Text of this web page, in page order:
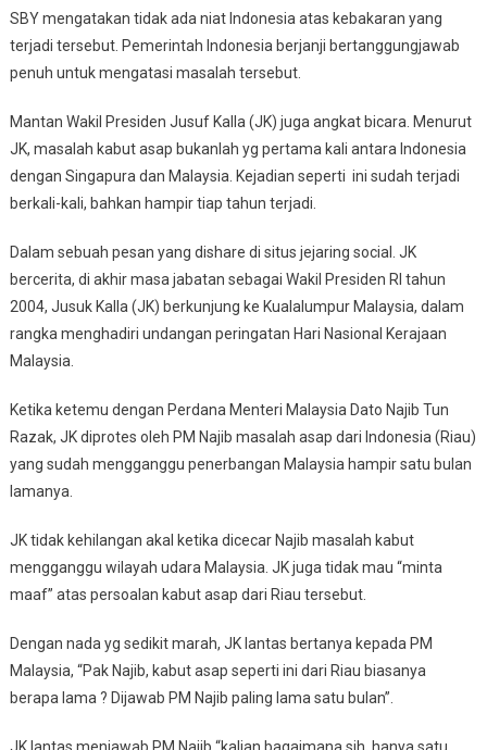
SBY mengatakan tidak ada niat Indonesia atas kebakaran yang
terjadi tersebut. Pemerintah Indonesia berjanji bertanggungjawab
penuh untuk mengatasi masalah tersebut.
Mantan Wakil Presiden Jusuf Kalla (JK) juga angkat bicara. Menurut
JK, masalah kabut asap bukanlah yg pertama kali antara Indonesia
dengan Singapura dan Malaysia. Kejadian seperti ini sudah terjadi
berkali-kali, bahkan hampir tiap tahun terjadi.
Dalam sebuah pesan yang dishare di situs jejaring social. JK
bercerita, di akhir masa jabatan sebagai Wakil Presiden RI tahun
2004, Jusuk Kalla (JK) berkunjung ke Kualalumpur Malaysia, dalam
rangka menghadiri undangan peringatan Hari Nasional Kerajaan
Malaysia.
Ketika ketemu dengan Perdana Menteri Malaysia Dato Najib Tun
Razak, JK diprotes oleh PM Najib masalah asap dari Indonesia (Riau)
yang sudah mengganggu penerbangan Malaysia hampir satu bulan
lamanya.
JK tidak kehilangan akal ketika dicecar Najib masalah kabut
mengganggu wilayah udara Malaysia. JK juga tidak mau “minta
maaf” atas persoalan kabut asap dari Riau tersebut.
Dengan nada yg sedikit marah, JK lantas bertanya kepada PM
Malaysia, “Pak Najib, kabut asap seperti ini dari Riau biasanya
berapa lama ? Dijawab PM Najib paling lama satu bulan”.
JK lantas menjawab PM Najib “kalian bagaimana sih, hanya satu